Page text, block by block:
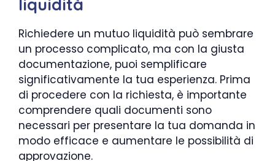
Richiedere un mutuo liquidità può sembrare
un processo complicato, ma con la giusta
documentazione, puoi semplificare
significativamente la tua esperienza. Prima
di procedere con la richiesta, è importante
comprendere quali documenti sono
necessari per presentare la tua domanda in
modo efficace e aumentare le possibilità di
approvazione.